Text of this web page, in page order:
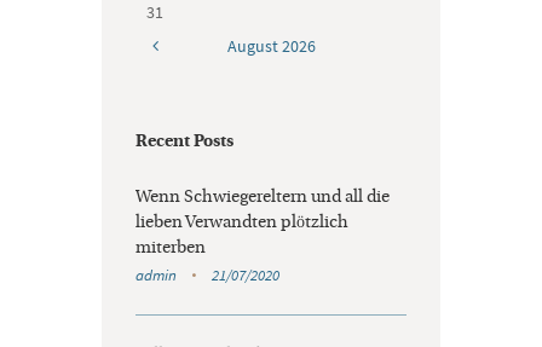
31
August2026
Recent Posts
Wenn Schwiegereltern und all die
lieben Verwandten plötzlich
miterben
admin 21/07/2020